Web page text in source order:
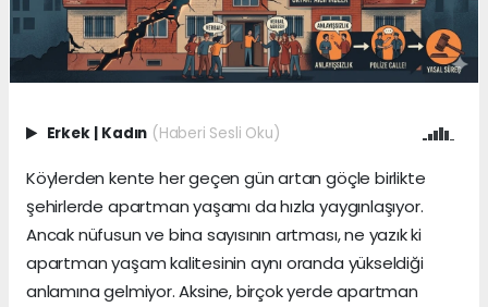
Erkek Kadın (Haberi Sesli Oku)
Köylerden kente her geçen gün artan göçle birlikte
şehirlerde apartman yaşamı da hızla yaygınlaşıyor.
Ancak nüfusun ve bina sayısının artması, ne yazık ki
apartman yaşam kalitesinin aynı oranda yükseldiği
anlamına gelmiyor. Aksine, birçok yerde apartman